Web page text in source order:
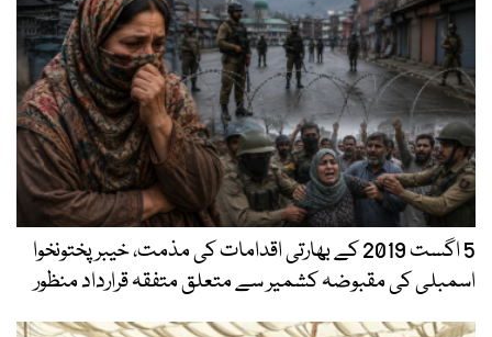
5 اگست 2019 کے بھارتی اقدامات کی مذمت، خیبرپختونخوا
اسمبلی کی مقبوضہ کشمیر سے متعلق متفقہ قرارداد منظور